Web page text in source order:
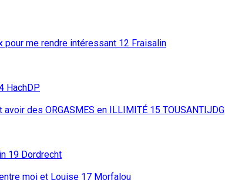
pour me rendre intéressant 12 Fraisalin
HachDP
des ORGASMES en ILLIMITÉ 15 TOUSANTIJDG
19 Dordrecht
moi et Louise 17 Morfalou